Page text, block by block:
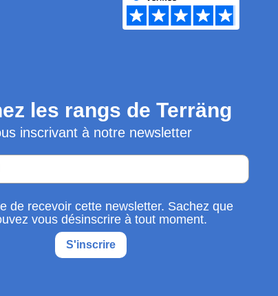
les rangs de Terräng
inscrivant à notre newsletter
de recevoir cette newsletter. Sachez que
vous désinscrire à tout moment.
S'inscrire